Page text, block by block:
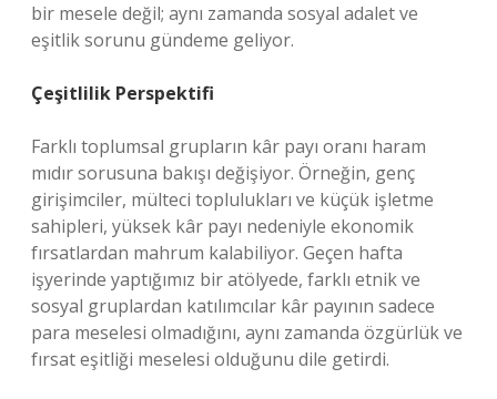
bir mesele değil; aynı zamanda sosyal adalet ve
eşitlik sorunu gündeme geliyor.
Çeşitlilik Perspektifi
Farklı toplumsal grupların kâr payı oranı haram
mıdır sorusuna bakışı değişiyor. Örneğin, genç
girişimciler, mülteci toplulukları ve küçük işletme
sahipleri, yüksek kâr payı nedeniyle ekonomik
fırsatlardan mahrum kalabiliyor. Geçen hafta
işyerinde yaptığımız bir atölyede, farklı etnik ve
sosyal gruplardan katılımcılar kâr payının sadece
para meselesi olmadığını, aynı zamanda özgürlük ve
fırsat eşitliği meselesi olduğunu dile getirdi.